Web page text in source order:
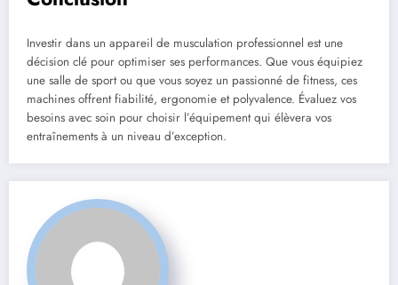
Investir dans un appareil de musculation professionnel est une
décision clé pour optimiser ses performances. Que vous équipiez
une salle de sport ou que vous soyez un passionné de fitness, ces
machines offrent fiabilité, ergonomie et polyvalence. Évaluez vos
besoins avec soin pour choisir l’équipement qui élèvera vos
entraînements à un niveau d’exception.